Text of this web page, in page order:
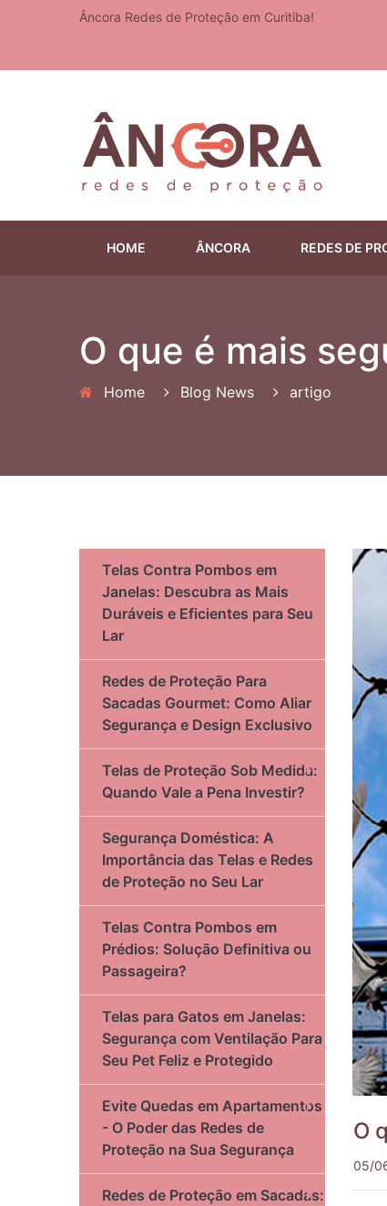
Âncora Redes de Proteção em Curitiba!
HOME ÂNCORA REDES DE
O que é mais
Home Blog News artigo
Telas Contra Pombos em
Janelas: Descubra as Mais
Duráveis e Eficientes para Seu
Lar
Redes de Proteção Para
Sacadas Gourmet: Como Aliar
Segurança e Design Exclusivo
Telas de Proteção Sob Medida:
Quando Vale a Pena Investir?
Segurança Doméstica: A
Importância das Telas e Redes
de Proteção no Seu Lar
Telas Contra Pombos em
Prédios: Solução Definitiva ou
Passageira?
Telas para Gatos em Janelas:
Segurança com Ventilação Para
Seu Pet Feliz e Protegido
Evite Quedas em Apartamentos
- O Poder das Redes de
Proteção na Sua Segurança
Redes de Proteção em Sacadas:
O
05/